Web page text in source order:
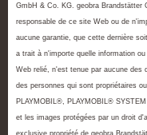
GmbH & Co. KG. geobra
responsable de ce site Web ou de
aucune garantie, que cette dernière
a trait à n'importe quelle information
Web relié, n'est tenue par aucune des
des personnes qui sont propriétaires
PLAYMOBIL®, PLAYMOBIL®
et les images protégées par un droit